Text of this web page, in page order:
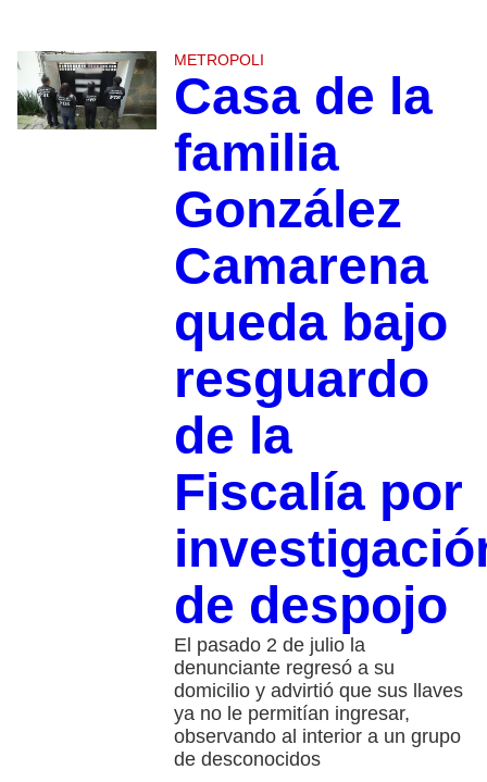
METROPOLI
Casa de la
familia
González
Camarena
queda bajo
resguardo
de la
Fiscalía por
de despojo
El pasado 2 de julio la
denunciante regresó a su
domicilio y advirtió que sus llaves
ya no le permitían ingresar,
observando al interior a un grupo
de desconocidos